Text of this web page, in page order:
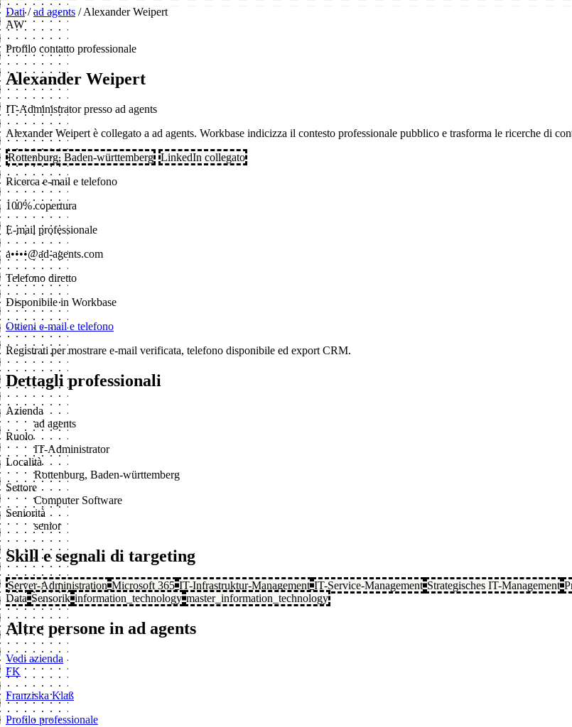
Dati / ad agents / Alexander Weipert
AW
Profilo contatto professionale
Alexander Weipert
IT-Administrator presso ad agents
Alexander Weipert è collegato a ad agents. Workbase indicizza il contesto professionale pubblico e trasforma le ricerche di
Rottenburg, Baden-württemberg LinkedIn collegato
Ricerca e-mail e telefono
100% copertura
E-mail professionale
a••••@ad-agents.com
Telefono diretto
Disponibile in Workbase
Ottieni e-mail e telefono
Registrati per mostrare e-mail verificata, telefono disponibile ed export CRM.
Dettagli professionali
Azienda
ad agents
Ruolo
IT-Administrator
Località
Rottenburg, Baden-württemberg
Settore
Computer Software
Seniorità
senior
Skill e segnali di targeting
Server-Administration Microsoft 365 IT-Infrastruktur-Management IT-Service-Management Strategisches IT-Management
Data Sensorik information_technology master_information_technology
Altre persone in ad agents
Vedi azienda
FK
Franziska Klaß
Profilo professionale